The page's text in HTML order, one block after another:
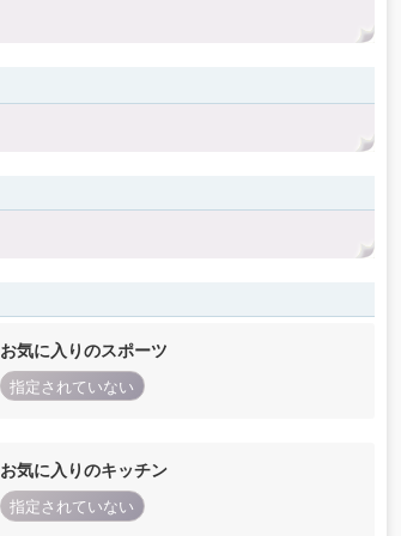
お気に入りのスポーツ
指定されていない
お気に入りのキッチン
指定されていない